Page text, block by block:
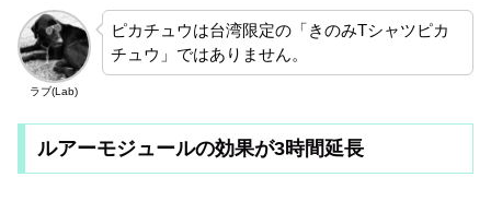
ラブ(Lab)
ピカチュウは台湾限定の「きのみTシャツピカ
チュウ」ではありません。
ルアーモジュールの効果が3時間延長